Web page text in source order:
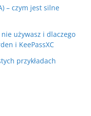
– czym jest silne
używasz i dlaczego
i KeePassXC
przykładach